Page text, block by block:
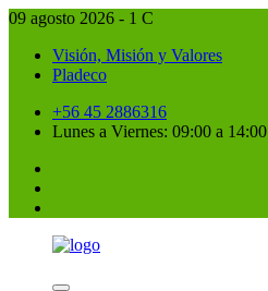
09 agosto 2026 - 1 C
Visión, Misión y Valores
Pladeco
+56 45 2886316
Lunes a Viernes: 09:00 a 14:00